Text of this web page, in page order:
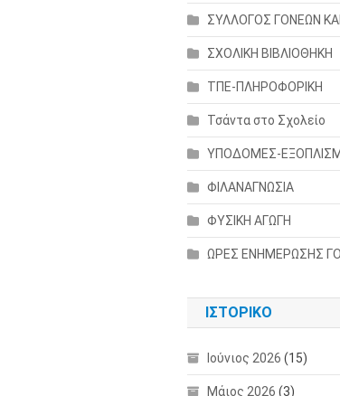
ΣΥΛΛΟΓΟΣ ΓΟΝΕΩΝ
ΣΧΟΛΙΚΗ ΒΙΒΛΙΟΘΗΚΗ
ΤΠΕ-ΠΛΗΡΟΦΟΡΙΚΗ
Τσάντα στο Σχολείο
ΥΠΟΔΟΜΕΣ-
ΦΙΛΑΝΑΓΝΩΣΙΑ
ΦΥΣΙΚΗ ΑΓΩΓΗ
ΩΡΕΣ ΕΝΗΜΕΡΩΣΗΣ
ΙΣΤΟΡΙΚΌ
Ιούνιος 2026 (15)
Μάιος 2026 (3)